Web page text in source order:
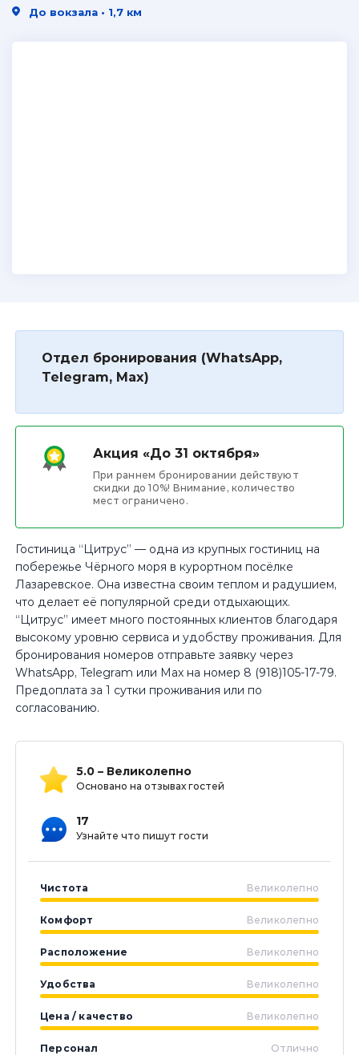
Отдел бронирования (WhatsApp,
Telegram, Max)
Акция «До 31 октября»
При раннем бронировании действуют
скидки до 10%! Внимание, количество
мест ограничено.
Гостиница “Цитрус” — одна из крупных гостиниц на
побережье Чёрного моря в курортном посёлке
Лазаревское. Она известна своим теплом и радушием,
что делает её популярной среди отдыхающих.
“Цитрус” имеет много постоянных клиентов благодаря
высокому уровню сервиса и удобству проживания. Для
бронирования номеров отправьте заявку через
WhatsApp, Telegram или Max на номер 8 (918)105-17-79.
Предоплата за 1 сутки проживания или по
согласованию.
5.0 – Великолепно
Основано на отзывах гостей
17
Узнайте что пишут гости
Чистота Великолепно
Комфорт Великолепно
Расположение Великолепно
Удобства Великолепно
Цена / качество Великолепно
Персонал Отлично
До вокзала • 1,7 км